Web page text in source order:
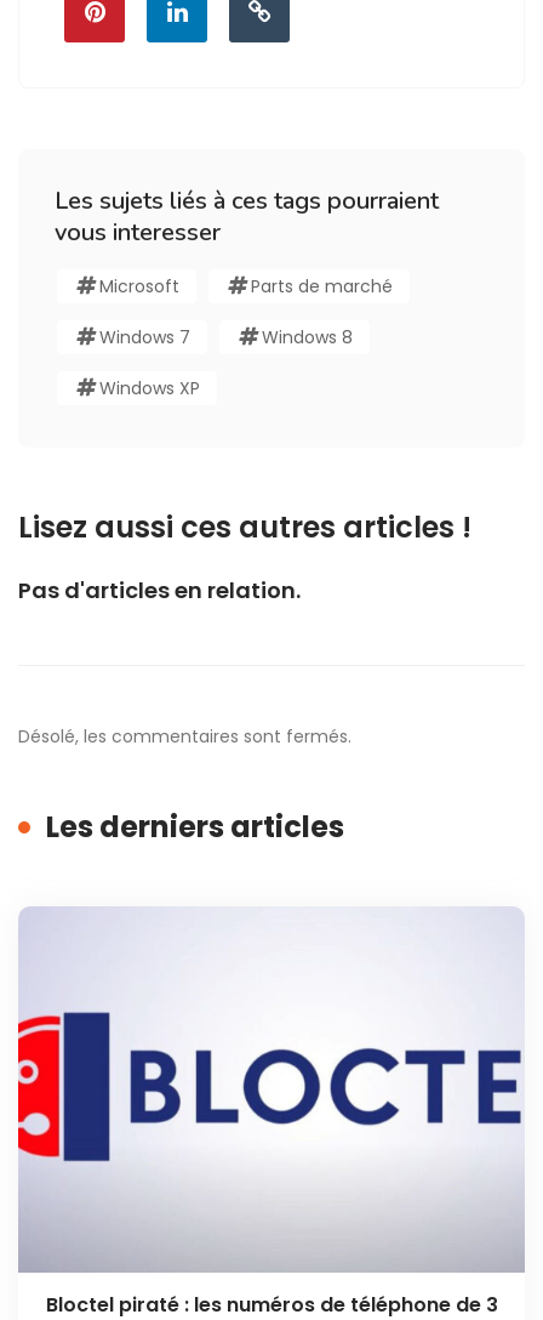
Les sujets liés à ces tags pourraient
vous interesser
Microsoft Parts de marché
Windows 7 Windows 8
Windows XP
Lisez aussi ces autres articles !
Pas d'articles en relation.
Désolé, les commentaires sont fermés.
Les derniers articles
Bloctel piraté : les numéros de téléphone de 3